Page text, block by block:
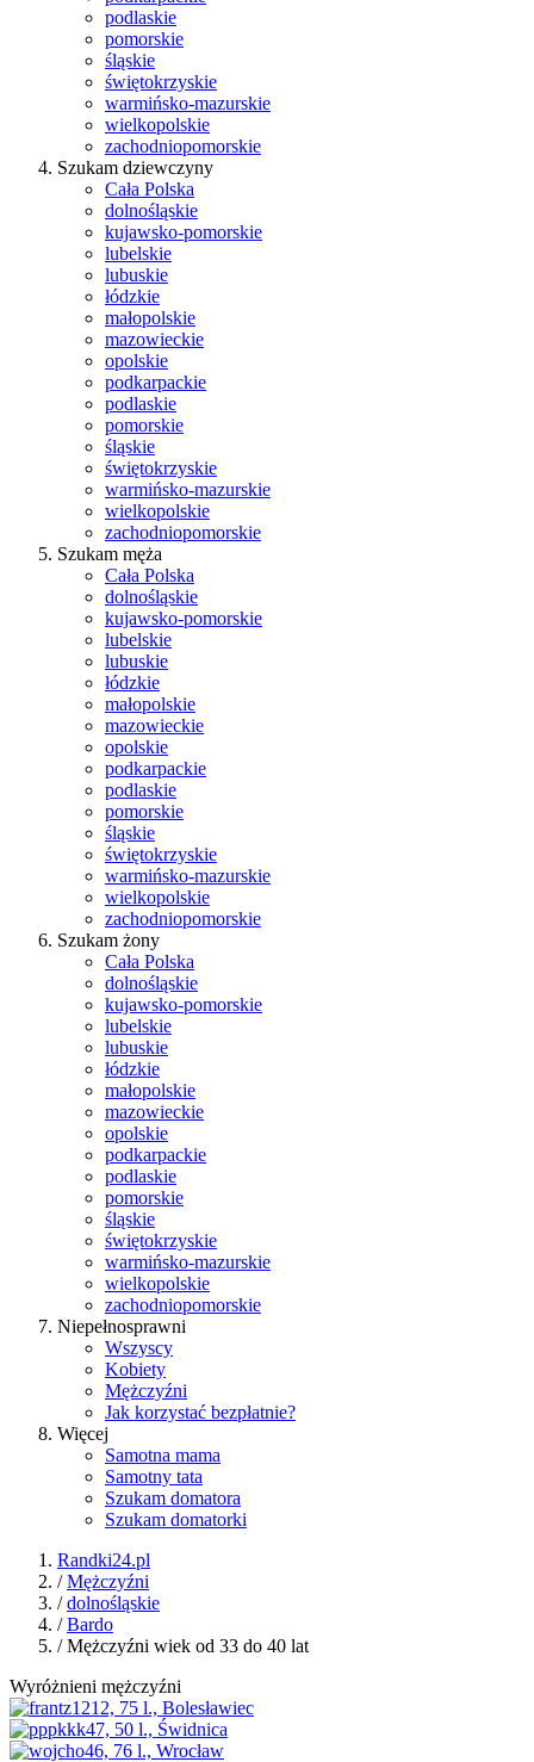
podlaskie
pomorskie
śląskie
świętokrzyskie
warmińsko-mazurskie
wielkopolskie
zachodniopomorskie
Szukam dziewczyny
Cała Polska
dolnośląskie
kujawsko-pomorskie
lubelskie
lubuskie
łódzkie
małopolskie
mazowieckie
opolskie
podkarpackie
podlaskie
pomorskie
śląskie
świętokrzyskie
warmińsko-mazurskie
wielkopolskie
zachodniopomorskie
Szukam męża
Cała Polska
dolnośląskie
kujawsko-pomorskie
lubelskie
lubuskie
łódzkie
małopolskie
mazowieckie
opolskie
podkarpackie
podlaskie
pomorskie
śląskie
świętokrzyskie
warmińsko-mazurskie
wielkopolskie
zachodniopomorskie
Szukam żony
Cała Polska
dolnośląskie
kujawsko-pomorskie
lubelskie
lubuskie
łódzkie
małopolskie
mazowieckie
opolskie
podkarpackie
podlaskie
pomorskie
śląskie
świętokrzyskie
warmińsko-mazurskie
wielkopolskie
zachodniopomorskie
Niepełnosprawni
Wszyscy
Kobiety
Mężczyźni
Jak korzystać bezpłatnie?
Więcej
Samotna mama
Samotny tata
Szukam domatora
Szukam domatorki
Randki24.pl
/Mężczyźni
/dolnośląskie
/Bardo
/ Mężczyźni wiek od 33 do 40 lat
Wyróżnieni mężczyźni